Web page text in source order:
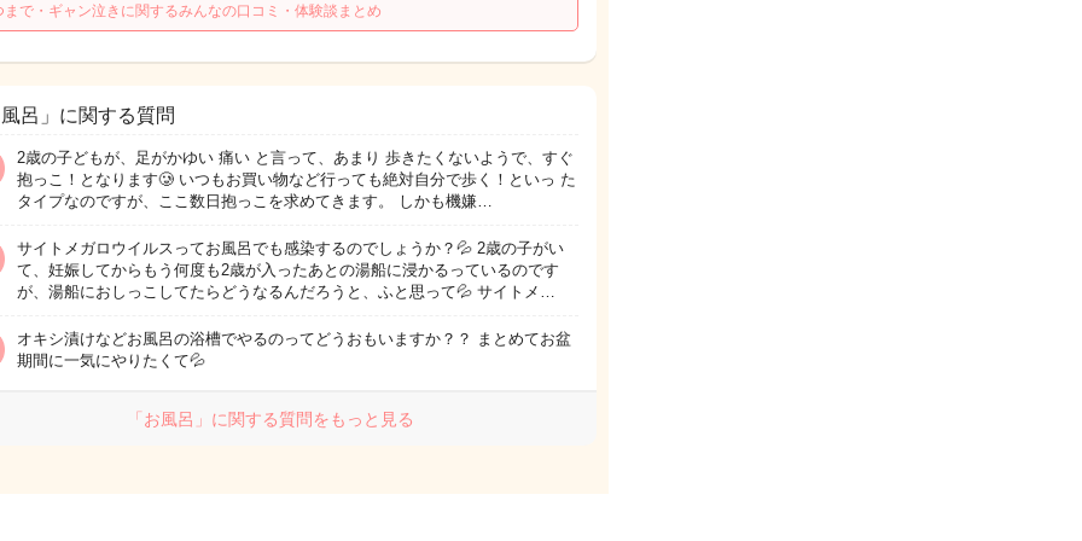
まで・ギャン泣きに関するみんなの口コミ・体験談まとめ
呂」に関する質問
2歳の子どもが、足がかゆい 痛い と言って、あまり 歩きたくないようで、すぐ
抱っこ！となります🥲 いつもお買い物など行っても絶対自分で歩く！といっ た
タイプなのですが、ここ数日抱っこを求めてきます。 しかも機嫌…
サイトメガロウイルスってお風呂でも感染するのでしょうか？💦 2歳の子がい
て、妊娠してからもう何度も2歳が入ったあとの湯船に浸かるっているのです
が、湯船におしっこしてたらどうなるんだろうと、ふと思って💦 サイトメ…
オキシ漬けなどお風呂の浴槽でやるのってどうおもいますか？？ まとめてお盆
期間に一気にやりたくて💦
「お風呂」に関する質問をもっと見る